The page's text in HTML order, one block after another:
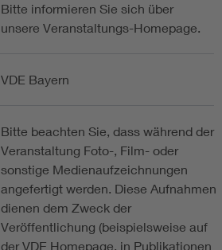
Bitte informieren Sie sich über
unsere Veranstaltungs-Homepage.
VDE Bayern
Bitte beachten Sie, dass während der
Veranstaltung Foto-, Film- oder
sonstige Medienaufzeichnungen
angefertigt werden. Diese Aufnahmen
dienen dem Zweck der
Veröffentlichung (beispielsweise auf
der VDE Homepage, in Publikationen